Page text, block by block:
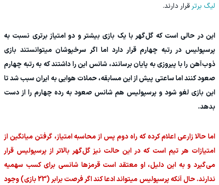
لیگ برتر قرار دارند.
این در حالی است که گل‌گهر با یک بازی بیشتر و دو امتیاز برتری نسبت به
پرسپولیس در رتبه چهارم قرار دارد اما اگر سرخپوشان میتوانستند بازی
ذوب‌آهن را با پیروزی به پایان برسانند، شانس این را داشتند که به رتبه چهارم
صعود کنند اما ساعتی پیش از این مسابقه، حملات هوایی به ایران سبب شد تا
این بازی لغو شود و پرسپولیس هم شانس صعود به رده چهارم را از دست
بدهد.
اما حالا زارعی اعلام کرده که راه دوم پس از محاسبه امتیاز، گرفتن میانگین از
امتیازات هر تیم است که در این حالت نیز گل‌گهر بالاتر از پرسپولیس قرار
می‌گیرد و به این دلیل، او معتقد است قرمزها شانسی برای کسب سهمیه
ندارند. حال آنکه پرسپولیس میتواند ادعا کند اگر فرصت برابر (23 بازی) وجود